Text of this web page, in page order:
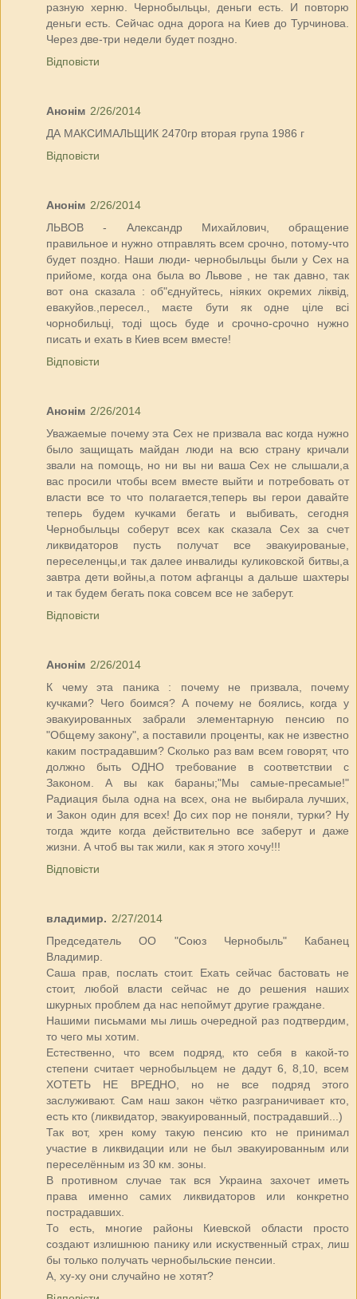
разную херню. Чернобыльцы, деньги есть. И повторю
деньги есть. Сейчас одна дорога на Киев до Турчинова.
Через две-три недели будет поздно.
Відповісти
Анонім 2/26/2014
ДА МАКСИМАЛЬЩИК 2470гр вторая група 1986 г
Відповісти
Анонім 2/26/2014
ЛЬВОВ - Александр Михайлович, обращение
правильное и нужно отправлять всем срочно, потому-что
будет поздно. Наши люди- чернобыльцы были у Сех на
прийоме, когда она была во Львове , не так давно, так
вот она сказала : об"єднуйтесь, ніяких окремих ліквід,
евакуйов.,пересел., маєте бути як одне ціле всі
чорнобильці, тоді щось буде и срочно-срочно нужно
писать и ехать в Киев всем вместе!
Відповісти
Анонім 2/26/2014
Уважаемые почему эта Сех не призвала вас когда нужно
было защищать майдан люди на всю страну кричали
звали на помощь, но ни вы ни ваша Сех не слышали,а
вас просили чтобы всем вместе выйти и потребовать от
власти все то что полагается,теперь вы герои давайте
теперь будем кучками бегать и выбивать, сегодня
Чернобыльцы соберут всех как сказала Сех за счет
ликвидаторов пусть получат все эвакуированые,
переселенцы,и так далее инвалиды куликовской битвы,а
завтра дети войны,а потом афганцы а дальше шахтеры
и так будем бегать пока совсем все не заберут.
Відповісти
Анонім 2/26/2014
К чему эта паника : почему не призвала, почему
кучками? Чего боимся? А почему не боялись, когда у
эвакуированных забрали элементарную пенсию по
"Общему закону", а поставили проценты, как не известно
каким пострадавшим? Сколько раз вам всем говорят, что
должно быть ОДНО требование в соответствии с
Законом. А вы как бараны;"Мы самые-пресамые!"
Радиация была одна на всех, она не выбирала лучших,
и Закон один для всех! До сих пор не поняли, турки? Ну
тогда ждите когда действительно все заберут и даже
жизни. А чтоб вы так жили, как я этого хочу!!!
Відповісти
владимир. 2/27/2014
Председатель ОО "Союз Чернобыль" Кабанец
Владимир.
Саша прав, послать стоит. Ехать сейчас бастовать не
стоит, любой власти сейчас не до решения наших
шкурных проблем да нас непоймут другие граждане.
Нашими письмами мы лишь очередной раз подтвердим,
то чего мы хотим.
Естественно, что всем подряд, кто себя в какой-то
степени считает чернобыльцем не дадут 6, 8,10, всем
ХОТЕТЬ НЕ ВРЕДНО, но не все подряд этого
заслуживают. Сам наш закон чётко разграничивает кто,
есть кто (ликвидатор, эвакуированный, пострадавший...)
Так вот, хрен кому такую пенсию кто не принимал
участие в ликвидации или не был эвакуированным или
переселённым из 30 км. зоны.
В противном случае так вся Украина захочет иметь
права именно самих ликвидаторов или конкретно
пострадавших.
То есть, многие районы Киевской области просто
создают излишнюю панику или искуственный страх, лиш
бы только получать чернобыльские пенсии.
А, ху-ху они случайно не хотят?